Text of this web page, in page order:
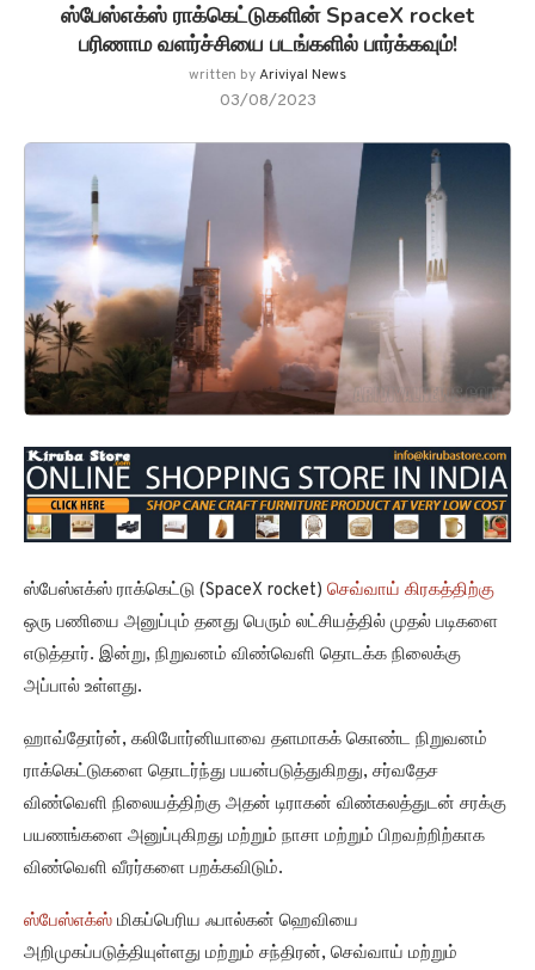
ஸ்பேஸ்எக்ஸ் ராக்கெட்டுகளின் SpaceX rocket
பரிணாம வளர்ச்சியை படங்களில் பார்க்கவும்!
written byAriviyal News
03/08/2023
ஸ்பேஸ்எக்ஸ் ராக்கெட்டு (SpaceX rocket) செவ்வாய் கிரகத்திற்கு
ஒரு பணியை அனுப்பும் தனது பெரும் லட்சியத்தில் முதல் படிகளை
எடுத்தார். இன்று, நிறுவனம் விண்வெளி தொடக்க நிலைக்கு
அப்பால் உள்ளது.
ஹாவ்தோர்ன், கலிபோர்னியாவை தளமாகக் கொண்ட நிறுவனம்
ராக்கெட்டுகளை தொடர்ந்து பயன்படுத்துகிறது, சர்வதேச
விண்வெளி நிலையத்திற்கு அதன் டிராகன் விண்கலத்துடன் சரக்கு
பயணங்களை அனுப்புகிறது மற்றும் நாசா மற்றும் பிறவற்றிற்காக
விண்வெளி வீரர்களை பறக்கவிடும்.
ஸ்பேஸ்எக்ஸ் மிகப்பெரிய ஃபால்கன் ஹெவியை
அறிமுகப்படுத்தியுள்ளது மற்றும் சந்திரன், செவ்வாய் மற்றும்